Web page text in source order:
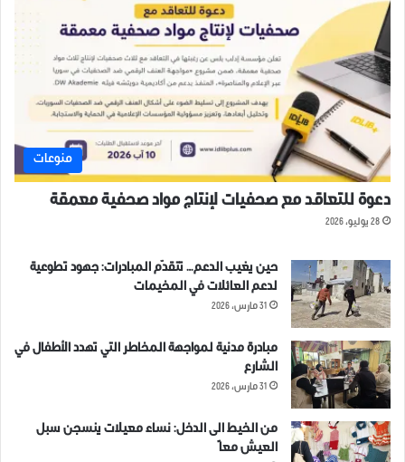
منوعات
دعوة للتعاقد مع صحفيات لإنتاج مواد صحفية معمقة
28 يوليو، 2026
حين يغيب الدعم… تتقدّم المبادرات: جهود تطوعية
لدعم العائلات في المخيمات
31 مارس، 2026
مبادرة مدنية لمواجهة المخاطر التي تهدد الأطفال في
الشارع
31 مارس، 2026
من الخيط الى الدخل: نساء معيلات ينسجن سبل
العيش معاً